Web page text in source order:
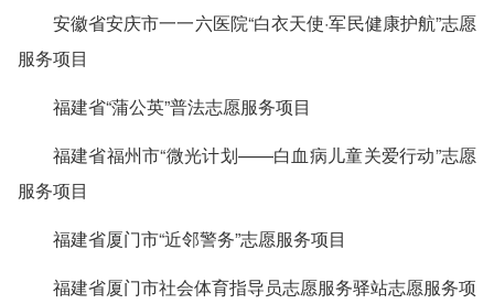
安徽省安庆市一一六医院“白衣天使·军民健康护航”志愿
服务项目
福建省“蒲公英”普法志愿服务项目
福建省福州市“微光计划——白血病儿童关爱行动”志愿
服务项目
福建省厦门市“近邻警务”志愿服务项目
福建省厦门市社会体育指导员志愿服务驿站志愿服务项